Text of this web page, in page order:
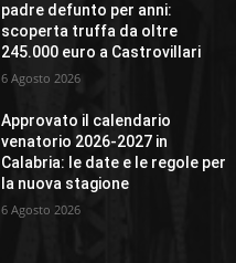
padre defunto per anni:
scoperta truffa da oltre
245.000 euro a Castrovillari
6 Agosto 2026
Approvato il calendario
venatorio 2026-2027 in
Calabria: le date e le regole per
la nuova stagione
6 Agosto 2026